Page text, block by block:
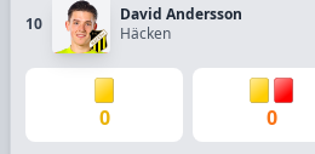
10
David Andersson
Häcken
0 0